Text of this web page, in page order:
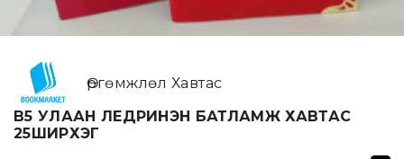
Өргөмжлөл Хавтас
В5 УЛААН ЛЕДРИНЭН БАТЛАМЖ ХАВТАС
25ШИРХЭГ